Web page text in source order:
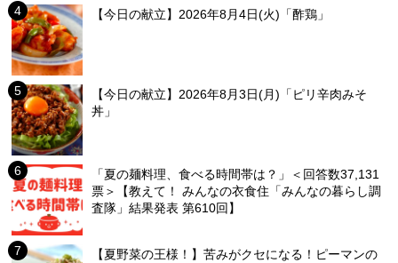
【今日の献立】2026年8月4日(火)「酢鶏」
【今日の献立】2026年8月3日(月)「ピリ辛肉みそ
丼」
「夏の麺料理、食べる時間帯は？」＜回答数37,131
票＞【教えて！ みんなの衣食住「みんなの暮らし調
査隊」結果発表 第610回】
【夏野菜の王様！】苦みがクセになる！ピーマンの